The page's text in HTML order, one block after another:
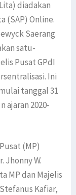
diadakan
(SAP) Online.
Saerang
satu-
Pusat GPdI
Ini
tanggal 31
ajaran 2020-
(MP)
Jhonny W.
MP dan Majelis
Kafiar,